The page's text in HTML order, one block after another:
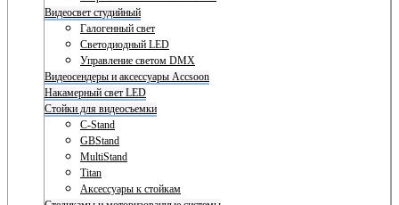
Видеосвет студийный
Галогенный свет
Светодиодный LED
Управление светом DMX
Видеосендеры и аксессуары Accsoon
Накамерный свет LED
Стойки для видеосъемки
C-Stand
GBStand
MultiStand
Titan
Аксессуары к стойкам